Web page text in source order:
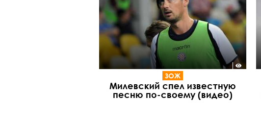
ЗОЖ
Милевский спел известную
песню по-своему (видео)